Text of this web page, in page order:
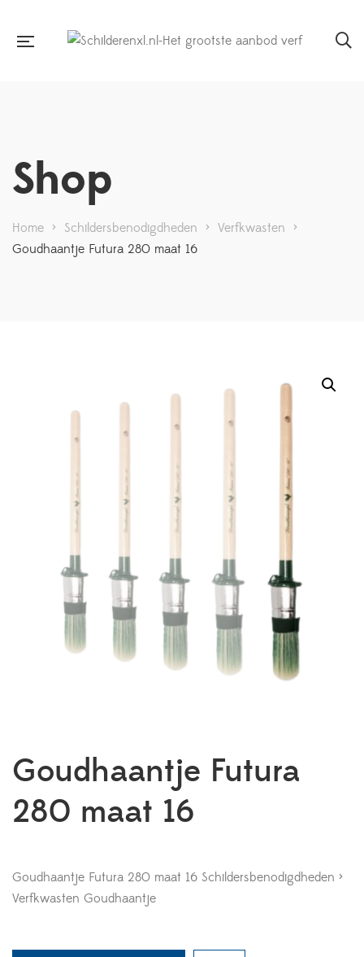
Shop
Home > Schildersbenodigdheden > Verfkwasten >
Goudhaantje Futura 280 maat 16
Goudhaantje Futura
280 maat 16
Goudhaantje Futura 280 maat 16 Schildersbenodigdheden >
Verfkwasten Goudhaantje